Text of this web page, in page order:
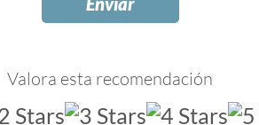
Valora esta recomendación